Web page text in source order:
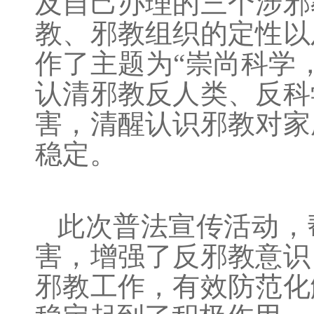
教、邪教组织的定性
作了主题为“崇尚科学
认清邪教反人类、反
害，清醒认识邪教对
稳定。
此次普法宣传活动
害，增强了反邪教意
邪教工作，有效防范